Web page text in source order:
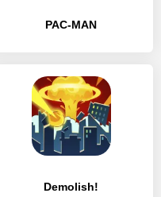
PAC-MAN
Demolish!